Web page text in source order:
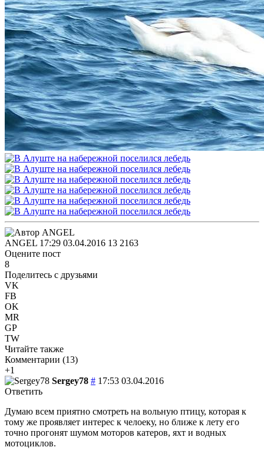
ANGEL 17:29 03.04.2016 13 2163
Оцените пост
8
Поделитесь с друзьями
VK
FB
OK
MR
GP
TW
Читайте также
Комментарии (13)
+1
Sergey78 # 17:53 03.04.2016
Ответить
Думаю всем приятно смотреть на вольную птицу, которая к
тому же проявляет интерес к челоеку, но ближе к лету его
точно прогонят шумом моторов катеров, яхт и водных
мотоциклов.